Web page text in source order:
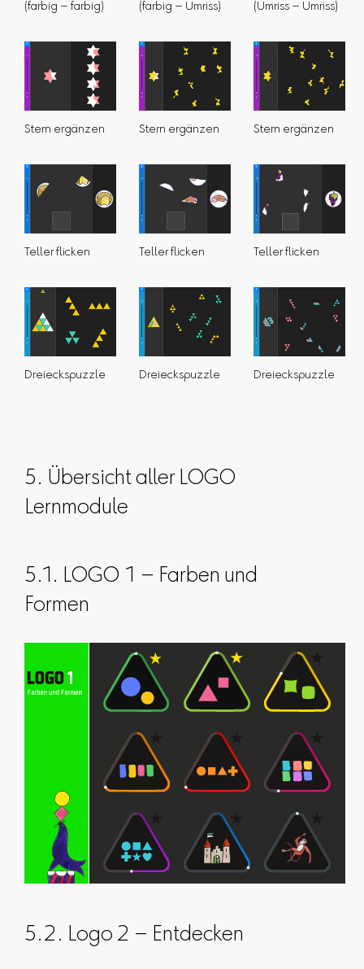
(farbig – farbig)
(farbig – Umriss)
(Umriss – Umriss)
Stern ergänzen Stern ergänzen Stern ergänzen
Teller flicken Teller flicken Teller flicken
Dreieckspuzzle Dreieckspuzzle Dreieckspuzzle
5. Übersicht aller LOGO
Lernmodule
5.1. LOGO 1 – Farben und
Formen
5.2. Logo 2 – Entdecken